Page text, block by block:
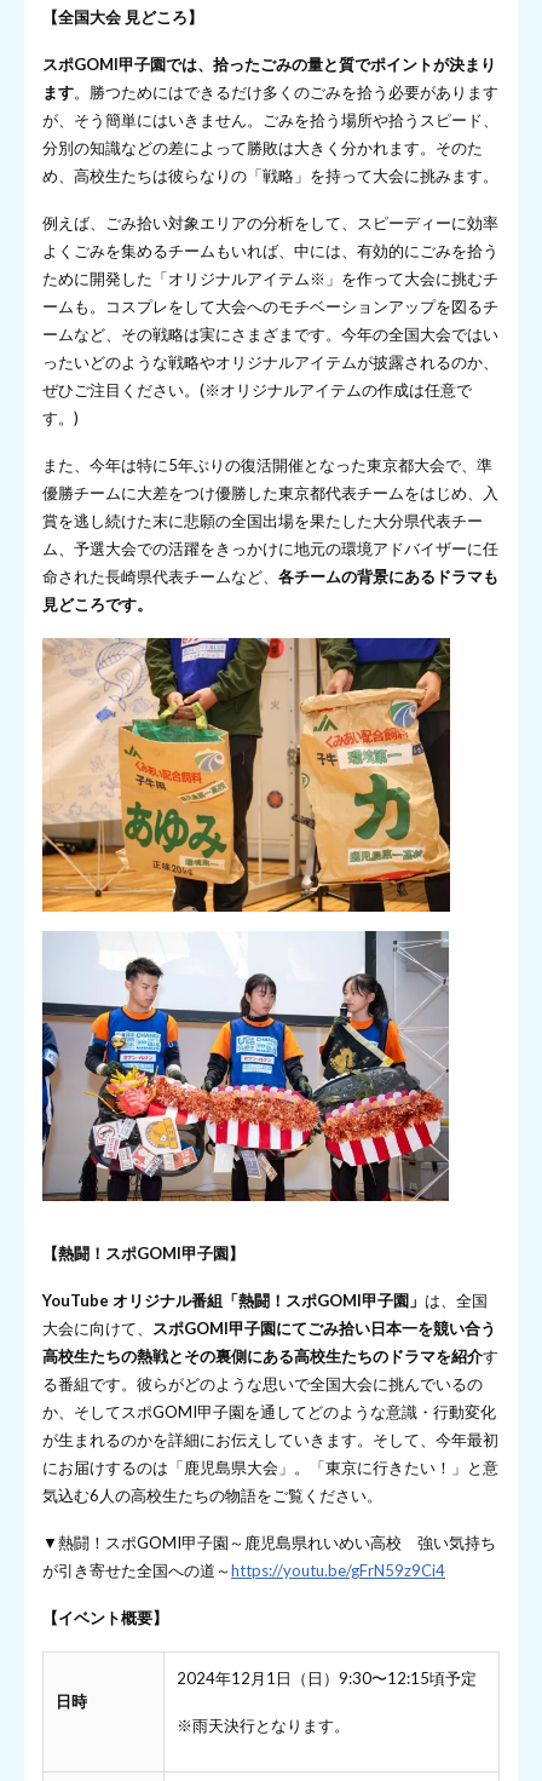
【全国大会 見どころ】
スポGOMI甲子園では、拾ったごみの量と質でポイントが決まり
ます。勝つためにはできるだけ多くのごみを拾う必要があります
が、そう簡単にはいきません。ごみを拾う場所や拾うスピード、
分別の知識などの差によって勝敗は大きく分かれます。そのた
め、高校生たちは彼らなりの「戦略」を持って大会に挑みます。
例えば、ごみ拾い対象エリアの分析をして、スピーディーに効率
よくごみを集めるチームもいれば、中には、有効的にごみを拾う
ために開発した「オリジナルアイテム※」を作って大会に挑むチ
ームも。コスプレをして大会へのモチベーションアップを図るチ
ームなど、その戦略は実にさまざまです。今年の全国大会ではい
ったいどのような戦略やオリジナルアイテムが披露されるのか、
ぜひご注目ください。(※オリジナルアイテムの作成は任意で
す。)
また、今年は特に5年ぶりの復活開催となった東京都大会で、準
優勝チームに大差をつけ優勝した東京都代表チームをはじめ、入
賞を逃し続けた末に悲願の全国出場を果たした大分県代表チー
ム、予選大会での活躍をきっかけに地元の環境アドバイザーに任
命された長崎県代表チームなど、 各チームの背景にあるドラマも
見どころです。
【熱闘！スポGOMI甲子園】
YouTube オリジナル番組「熱闘！スポGOMI甲子園」 は、全国
大会に向けて、
スポGOMI甲子園にてごみ拾い日本一を競い合う
高校生たちの熱戦とその裏側にある高校生たちのドラマを紹介す
る番組です。彼らがどのような思いで全国大会に挑んでいるの
か、そしてスポGOMI甲子園を通してどのような意識・行動変化
が生まれるのかを詳細にお伝えしていきます。そして、今年最初
にお届けするのは「鹿児島県大会」。「東京に行きたい！」と意
気込む6人の高校生たちの物語をご覧ください。
▼熱闘！スポGOMI甲子園～鹿児島県れいめい高校 強い気持ち
が引き寄せた全国への道～https://youtu.be/gFrN59z9Ci4
【イベント概要】
日時
2024年12月1日（日）9:30〜12:15頃予定
※雨天決行となります。